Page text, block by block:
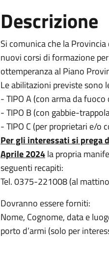
Descrizione
Si comunica che la
nuovi corsi di formazione
ottemperanza al Piano
Le abilitazioni previste sono
- TIPO A (con arma da
- TIPO B (con gabbie-
- TIPO C (per proprietari e/
Per gli interessati si prega
Aprile 2024la propria
seguenti recapiti:
Tel. 0375-221008 (al
Dovranno essere forniti:
Nome, Cognome, data e
porto d’armi (solo per